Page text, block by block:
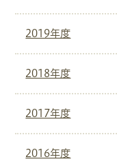
2019年度
2018年度
2017年度
2016年度